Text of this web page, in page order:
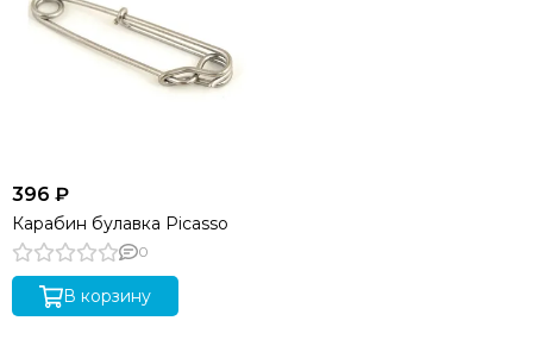
396 ₽
Карабин булавка Picasso
0
В корзину